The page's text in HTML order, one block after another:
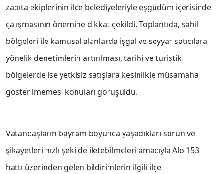
zabıta ekiplerinin ilçe belediyeleriyle eşgüdüm içerisinde
çalışmasının önemine dikkat çekildi. Toplantıda, sahil
bölgeleri ile kamusal alanlarda işgal ve seyyar satıcılara
yönelik denetimlerin artırılması, tarihi ve turistik
bölgelerde ise yetkisiz satışlara kesinlikle müsamaha
gösterilmemesi konuları görüşüldü.
Vatandaşların bayram boyunca yaşadıkları sorun ve
şikayetleri hızlı şekilde iletebilmeleri amacıyla Alo 153
hattı üzerinden gelen bildirimlerin ilgili ilçe